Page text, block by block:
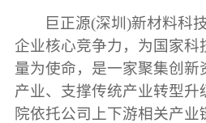
巨正源(深圳)新材料科
企业核心竞争力，为国家科
量为使命，是一家聚集创新
产业、支撑传统产业转型升
院依托公司上下游相关产